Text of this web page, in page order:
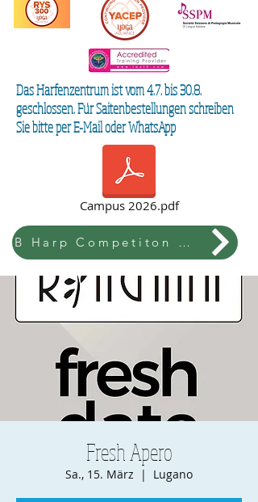
Das Harfenzentrum ist vom 4.7. bis 30.8.
geschlossen. Für Saitenbestellungen schreiben
Sie bitte per E-Mail oder WhatsApp
Campus 2026.pdf
B Harp Competiton & Festival
Fresh Apero
Sa., 15. März
  |
Lugano